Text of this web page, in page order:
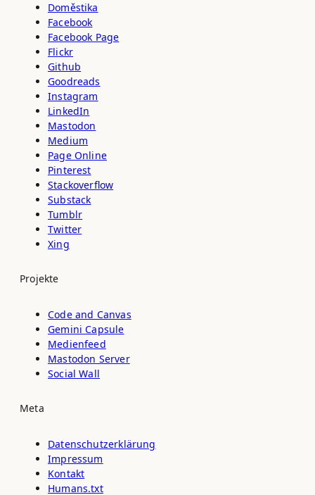
Doměstika
Facebook
Facebook Page
Flickr
Github
Goodreads
Instagram
LinkedIn
Mastodon
Medium
Page Online
Pinterest
Stackoverflow
Substack
Tumblr
Twitter
Xing
Projekte
Code and Canvas
Gemini Capsule
Medienfeed
Mastodon Server
Social Wall
Meta
Datenschutz­erklärung
Impressum
Kontakt
Humans.txt